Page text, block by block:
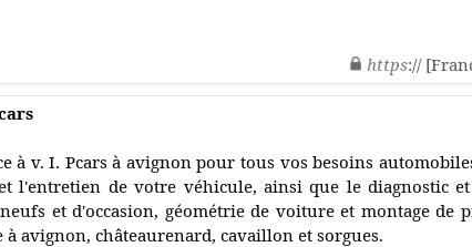
https://
à v. I. Pcars à avignon pour tous vos besoins
l'entretien de votre véhicule, ainsi que le diagnostic
et d'occasion, géométrie de voiture et montage de
à avignon, châteaurenard, cavaillon et sorgues.